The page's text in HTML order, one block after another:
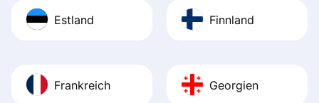
Estland Finnland
Frankreich Georgien